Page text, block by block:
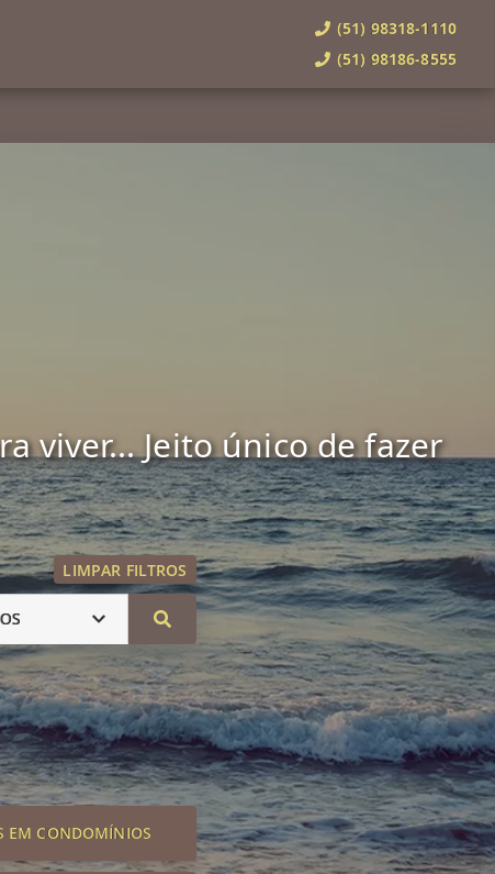
(51) 98318-1110
(51) 98186-8555
viver... Jeito único de fazer
LIMPAR FILTROS
EM CONDOMÍNIOS